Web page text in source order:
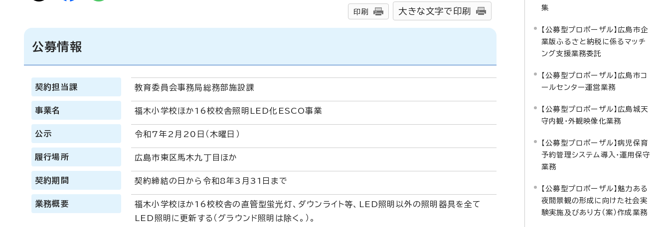
印刷 大きな文字で印刷
公募情報
契約担当課 教育委員会事務局総務部施設課
事業名 福木小学校ほか16校校舎照明LED化ESCO事業
公示 令和7年2月20日（木曜日）
履行場所 広島市東区馬木九丁目ほか
契約期間 契約締結の日から令和8年3月31日まで
業務概要
福木小学校ほか16校校舎の直管型蛍光灯、ダウンライト等、LED照明以外の照明器具を全て
LED照明に更新する（グラウンド照明は除く。）。
集
【公募型プロポーザル】広島市企
業版ふるさと納税に係るマッチ
ング支援業務委託
【公募型プロポーザル】広島市コ
ールセンター運営業務
【公募型プロポーザル】広島城天
守内観・外観映像化業務
【公募型プロポーザル】病児保育
予約管理システム導入・運用保守
業務
【公募型プロポーザル】魅力ある
夜間景観の形成に向けた社会実
験実施及びあり方（案）作成業務